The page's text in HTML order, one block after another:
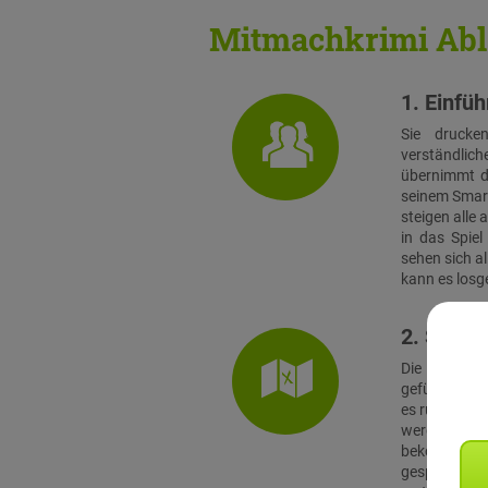
Mitmachkrimi
1.
Sie
übernimmt
seinem
steigen alle
in das
sehen sich
kann es
2.
Die Teams
geführt, zu
es rund ein
werden. Vor
bekommt
gespielt.